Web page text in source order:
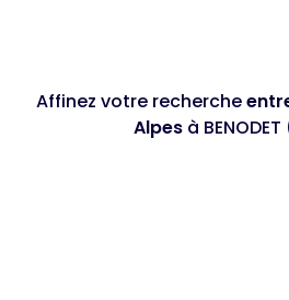
Affinez votre recherche
Alpesà